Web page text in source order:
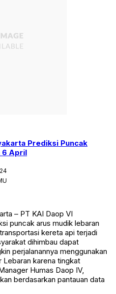
Prediksi Puncak
6 April
– PT KAI Daop VI
puncak arus mudik lebaran
kereta api terjadi
dihimbau dapat
perjalanannya menggunakan
Lebaran karena tingkat
Humas Daop IV,
berdasarkan pantauan data